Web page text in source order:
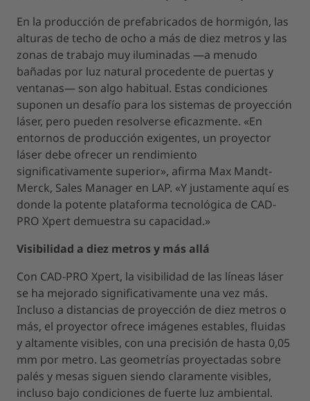
En la producción de prefabricados de hormigón, las
alturas de techo de ocho a más de diez metros y las
zonas de trabajo muy iluminadas —a menudo
bañadas por luz natural procedente de puertas y
ventanas— son algo habitual. Estas condiciones
suponen un desafío para los sistemas de proyección
láser, pero pueden resolverse eficazmente. «En
entornos de producción exigentes, un proyector
láser debe ofrecer un rendimiento
significativamente superior», afirma Max Mandt-
Merck, Sales Manager en LAP. «Y justamente aquí es
donde la potente plataforma tecnológica de CAD-
PRO Xpert demuestra su capacidad.»
Visibilidad a diez metros y más allá
Con CAD-PRO Xpert, la visibilidad de las líneas láser
se ha mejorado significativamente una vez más.
Incluso a distancias de proyección de diez metros o
más, el proyector ofrece imágenes estables, fluidas
y altamente visibles, con una precisión de hasta 0,05
mm por metro. Las geometrías proyectadas sobre
palés y mesas siguen siendo claramente visibles,
incluso bajo condiciones de fuerte luz ambiental.